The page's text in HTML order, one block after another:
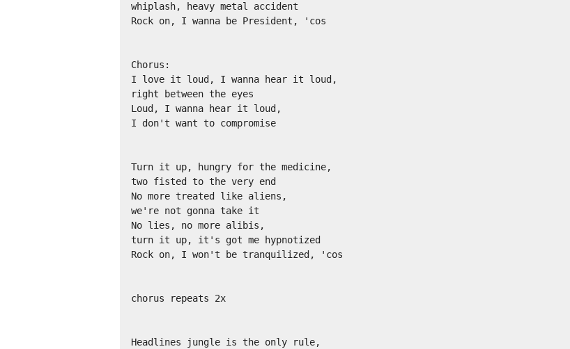
whiplash, heavy metal accident
Rock on, I wanna be President, 'cos
Chorus:
I love it loud, I wanna hear it loud,
right between the eyes
Loud, I wanna hear it loud,
I don't want to compromise
Turn it up, hungry for the medicine,
two fisted to the very end
No more treated like aliens,
we're not gonna take it
No lies, no more alibis,
turn it up, it's got me hypnotized
Rock on, I won't be tranquilized, 'cos
chorus repeats 2x
Headlines jungle is the only rule,